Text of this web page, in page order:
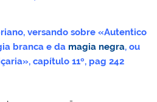
versando sobre «Autentico
branca e da magia negra, ou
capítulo 11º, pag 242